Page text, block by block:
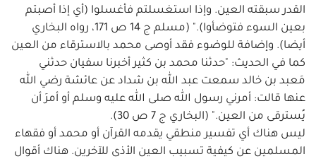
القدر سبقته العين. وإذا استغسلتم فأغسلوا (أي إذا أصبتم
بعين السوء فتوضأوا)." (مسلم ج 14 ص 171، رواه البخاري
أيضا). وإضافة للوضوء فقد أوصى محمد بالاسترقاء من العين
كما في الحديث: "حدثنا محمد بن كثير أخبرنا سفيان حدثني
مَعبد بن خالد سمعت عبد الله بن شداد عن عائشة رضي الله
عنها قالت: أمرني رسول الله صلى الله عليه وسلم أو أمرَ أن
يُسترقى من العين." (البخاري ج 7 ص 30).
ليس هناك أي تفسير منطقي يقدمه القرآن أو محمد أو فقهاء
المسلمين عن كيفية تسبيب العين الأذى للآخرين. هناك أقوال